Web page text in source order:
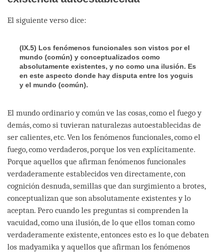
El siguiente verso dice:
(IX.5) Los fenómenos funcionales son vistos por el
mundo (común) y conceptualizados como
absolutamente existentes, y no como una ilusión. Es
en este aspecto donde hay disputa entre los yoguis
y el mundo (común).
El mundo ordinario y común ve las cosas, como el fuego y
demás, como si tuvieran naturalezas autoestablecidas de
ser calientes, etc. Ven los fenómenos funcionales, como el
fuego, como verdaderos, porque los ven explícitamente.
Porque aquellos que afirman fenómenos funcionales
verdaderamente establecidos ven directamente, con
cognición desnuda, semillas que dan surgimiento a brotes,
conceptualizan que son absolutamente existentes y lo
aceptan. Pero cuando les preguntas si comprenden la
vacuidad, como una ilusión, de lo que ellos toman como
verdaderamente existente, entonces esto es lo que debaten
los madyamika y aquellos que afirman los fenómenos